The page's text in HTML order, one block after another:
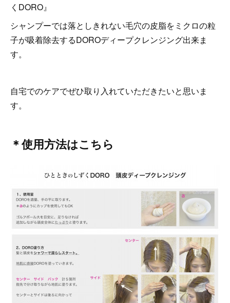
くDORO』
シャンプーでは落としきれない毛穴の皮脂をミクロの粒
子が吸着除去するDOROディープクレンジング出来ま
す。
自宅でのケアでぜひ取り入れていただきたいと思いま
す。
＊使用方法はこちら